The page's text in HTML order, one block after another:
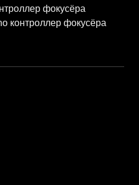
фокусёра
контроллер фокусёра